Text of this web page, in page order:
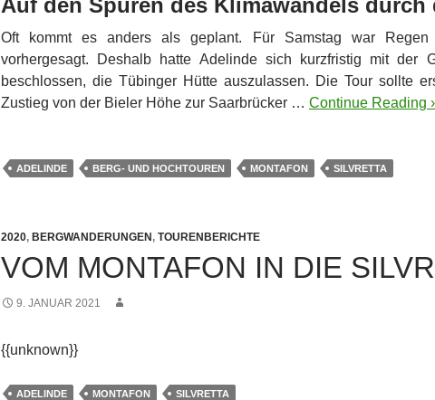
Oft kommt es anders als geplant. Für Samstag war Regen
vorhergesagt. Deshalb hatte Adelinde sich kurzfristig mit der
beschlossen, die Tübinger Hütte auszulassen. Die Tour sollte
Zustieg von der Bieler Höhe zur Saarbrücker … Continue Reading
ADELINDE BERG- UND HOCHTOUREN MONTAFON SILVRETTA
2020, BERGWANDERUNGEN, TOURENBERICHTE
VOM MONTAFON IN DIE
9. JANUAR 2021
{{unknown}}
ADELINDE MONTAFON SILVRETTA